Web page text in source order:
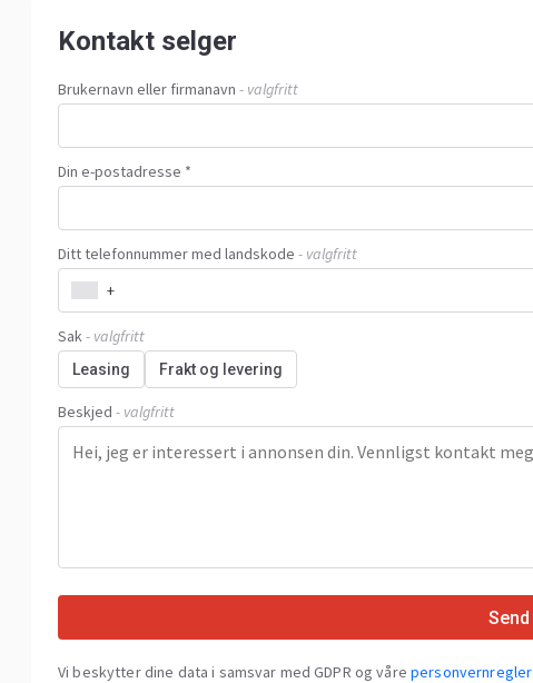
Kontakt selger
Brukernavn eller firmanavn - valgfritt
Din e-postadresse *
Ditt telefonnummer med landskode - valgfritt
+
Sak- valgfritt
Leasing Frakt og levering
Beskjed - valgfritt
Send
Vi beskytter dine data i samsvar med GDPR og vårepersonvernregler